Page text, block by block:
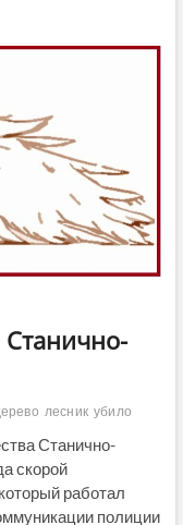
лесник убило
Станично-
скорой
работал
полиции